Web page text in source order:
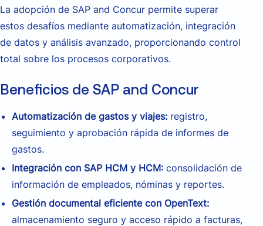
La adopción de SAP and Concur permite superar
estos desafíos mediante automatización, integración
de datos y análisis avanzado, proporcionando control
total sobre los procesos corporativos.
Beneficios de SAP and Concur
Automatización de gastos y viajes: registro,
seguimiento y aprobación rápida de informes de
gastos.
Integración con SAP HCM y HCM: consolidación de
información de empleados, nóminas y reportes.
Gestión documental eficiente con OpenText:
almacenamiento seguro y acceso rápido a facturas,